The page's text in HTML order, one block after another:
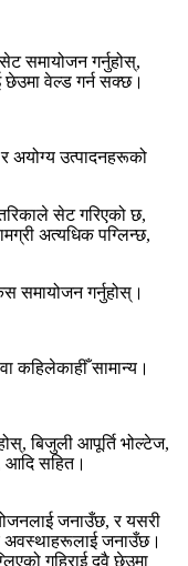
समायोजन गर्नुहोस्,
वेल्ड गर्न सक्छ।
अयोग्य उत्पादनहरूको
सेट गरिएको छ,
अत्यधिक पग्लिन्छ,
समायोजन गर्नुहोस्।
कहिलेकाहीँ सामान्य।
बिजुली आपूर्ति भोल्टेज,
आदि सहित।
जनाउँछ, र यसरी
अवस्थाहरूलाई जनाउँछ।
गहिराई दुवै छेउमा